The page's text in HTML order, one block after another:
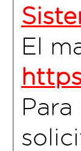
El